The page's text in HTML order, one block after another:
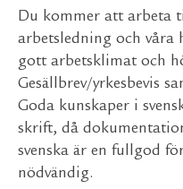
Du kommer att arbeta
arbetsledning och våra
gott arbetsklimat och
Gesällbrev/yrkesbevis
Goda kunskaper i
skrift, då
svenska är en fullgod
nödvändig.